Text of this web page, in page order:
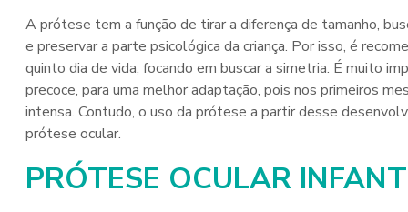
A prótese tem a função de tirar a diferença de tamanho,
e preservar a parte psicológica da criança. Por isso, é
quinto dia de vida, focando em buscar a simetria. É muito
precoce, para uma melhor adaptação, pois nos primeiros
intensa. Contudo, o uso da prótese a partir desse
prótese ocular.
PRÓTESE OCULAR